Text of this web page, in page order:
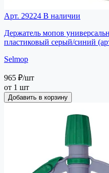
Арт. 29224 В наличии
Держатель мопов
пластиковый серый/синий
Selmop
965 ₽/шт
от 1 шт
Добавить в корзину